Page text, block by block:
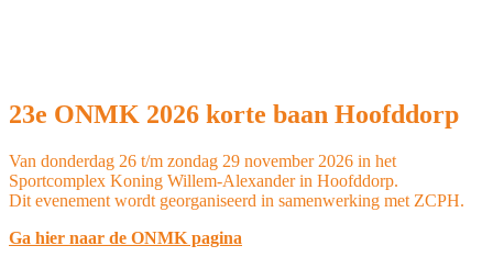
23e ONMK 2026 korte baan Hoofddorp
Van donderdag 26 t/m zondag 29 november 2026 in het
Sportcomplex Koning Willem-Alexander in Hoofddorp.
Dit evenement wordt georganiseerd in samenwerking met ZCPH.
Ga hier naar de ONMK pagina